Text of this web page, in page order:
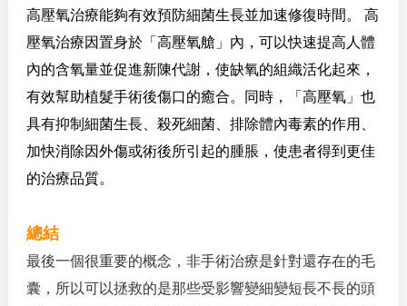
高壓氧治療能夠有效預防細菌生長並加速修復時間。 高
壓氧治療因置身於「高壓氧艙」內，可以快速提高人體
內的含氧量並促進新陳代謝，使缺氧的組織活化起來，
有效幫助植髮手術後傷口的癒合。同時，「高壓氧」也
具有抑制細菌生長、殺死細菌、排除體內毒素的作用、
加快消除因外傷或術後所引起的腫脹，使患者得到更佳
的治療品質。
總結
最後一個很重要的概念，非手術治療是針對還存在的毛
囊，所以可以拯救的是那些受影響變細變短長不長的頭